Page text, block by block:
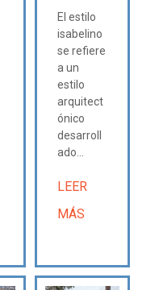
El estilo
isabelino
se refiere
a un
estilo
arquitect
ónico
desarroll
ado...
LEER
MÁS